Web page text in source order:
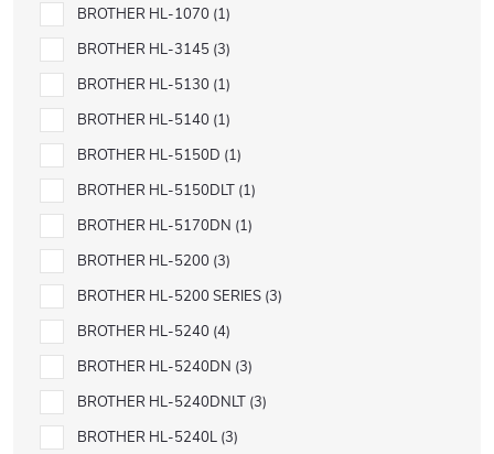
BROTHER HL-1070 1
BROTHER HL-3145 3
BROTHER HL-5130 1
BROTHER HL-5140 1
BROTHER HL-5150D 1
BROTHER HL-5150DLT 1
BROTHER HL-5170DN 1
BROTHER HL-5200 3
BROTHER HL-5200 SERIES 3
BROTHER HL-5240 4
BROTHER HL-5240DN 3
BROTHER HL-5240DNLT 3
BROTHER HL-5240L 3